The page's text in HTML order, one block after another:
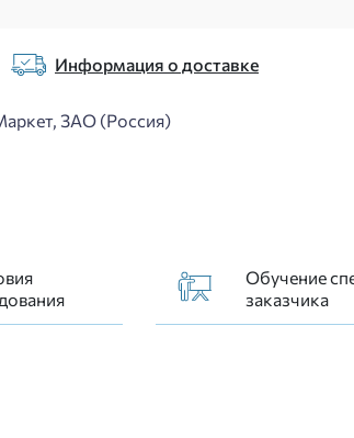
Информация о доставке
ЗАО (Россия)
Обучение
заказчика